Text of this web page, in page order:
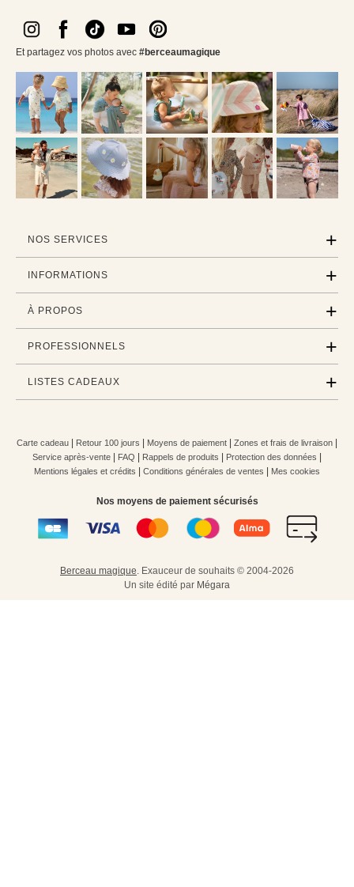
Et partagez vos photos avec #berceaumagique
NOS SERVICES
INFORMATIONS
À PROPOS
PROFESSIONNELS
LISTES CADEAUX
Carte cadeau Retour 100 jours Moyens de paiement Zones et frais de livraison
Service après-vente FAQ Rappels de produits Protection des données
Mentions légales et crédits Conditions générales de ventes Mes cookies
Nos moyens de paiement sécurisés
Berceau magique. Exauceur de souhaits © 2004-2026
Un site édité par Mégara